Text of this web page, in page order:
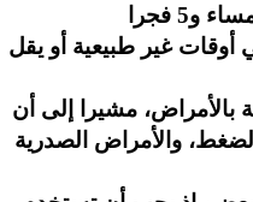
أوقات غير طبيعية أو يقل
بالأمراض، مشيرا إلى أن
والأمراض الصدرية